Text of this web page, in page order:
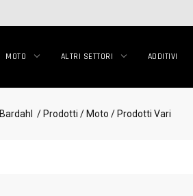
MOTO ALTRI SETTORI ADDITIVI
Bardahl / Prodotti / Moto / Prodotti Vari